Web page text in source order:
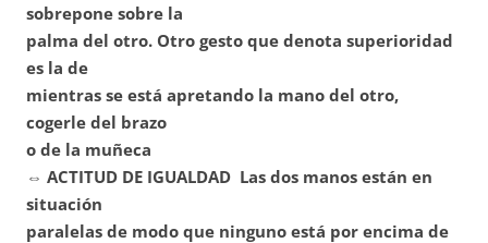
sobrepone sobre la
palma del otro. Otro gesto que denota superioridad
es la de
mientras se está apretando la mano del otro,
cogerle del brazo
o de la muñeca
⇔ ACTITUD DE IGUALDAD Las dos manos están en
situación
paralelas de modo que ninguno está por encima de